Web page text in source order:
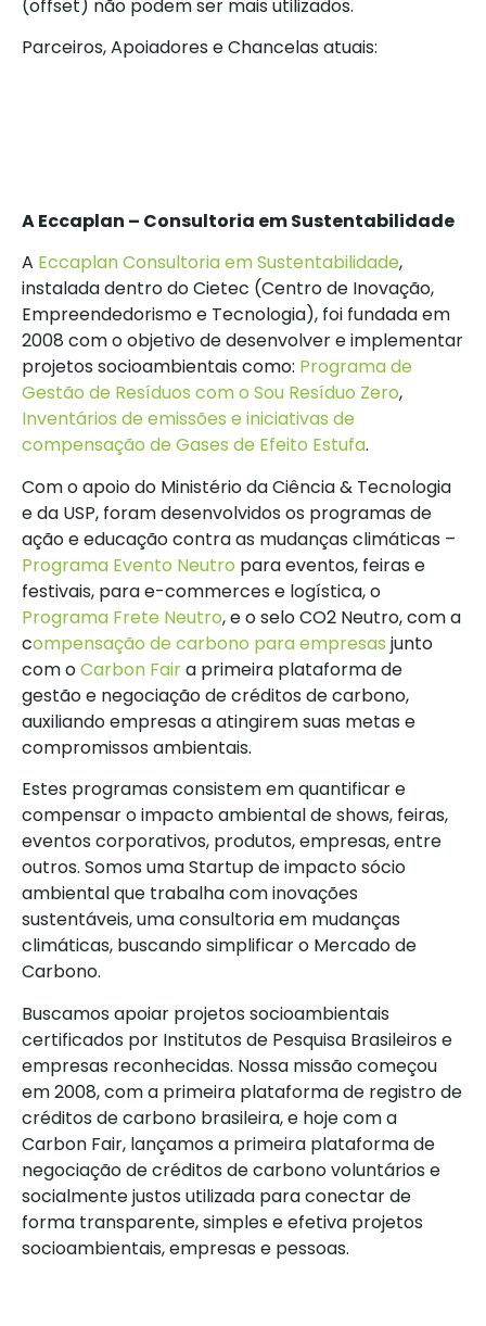
(offset) não podem ser mais utilizados.
Parceiros, Apoiadores e Chancelas atuais:
A Eccaplan – Consultoria em Sustentabilidade
A Eccaplan Consultoria em Sustentabilidade,
instalada dentro do Cietec (Centro de Inovação,
Empreendedorismo e Tecnologia), foi fundada em
2008 com o objetivo de desenvolver e implementar
projetos socioambientais como: Programa de
Gestão de Resíduos com o Sou Resíduo Zero,
Inventários de emissões e iniciativas de
compensação de Gases de Efeito Estufa.
Com o apoio do Ministério da Ciência & Tecnologia
e da USP, foram desenvolvidos os programas de
ação e educação contra as mudanças climáticas –
Programa Evento Neutro para eventos, feiras e
festivais, para e-commerces e logística, o
Programa Frete Neutro, e o selo CO2 Neutro, com a
compensação de carbono para empresas junto
com oCarbon Faira primeira plataforma de
gestão e negociação de créditos de carbono,
auxiliando empresas a atingirem suas metas e
compromissos ambientais.
Estes programas consistem em quantificar e
compensar o impacto ambiental de shows, feiras,
eventos corporativos, produtos, empresas, entre
outros. Somos uma Startup de impacto sócio
ambiental que trabalha com inovações
sustentáveis, uma consultoria em mudanças
climáticas, buscando simplificar o Mercado de
Carbono.
Buscamos apoiar projetos socioambientais
certificados por Institutos de Pesquisa Brasileiros e
empresas reconhecidas. Nossa missão começou
em 2008, com a primeira plataforma de registro de
créditos de carbono brasileira, e hoje com a
Carbon Fair, lançamos a primeira plataforma de
negociação de créditos de carbono voluntários e
socialmente justos utilizada para conectar de
forma transparente, simples e efetiva projetos
socioambientais, empresas e pessoas.